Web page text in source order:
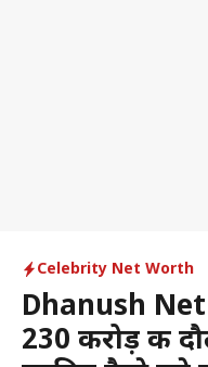
Celebrity Net Worth
Dhanush
230 करोड़ की